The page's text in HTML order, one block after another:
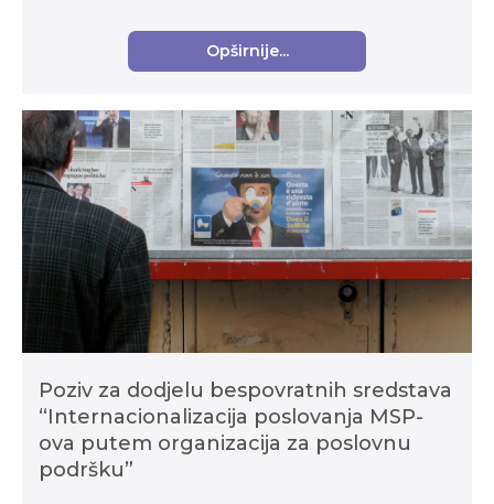
Opširnije...
Poziv za dodjelu bespovratnih sredstava
“Internacionalizacija poslovanja MSP-
ova putem organizacija za poslovnu
podršku”